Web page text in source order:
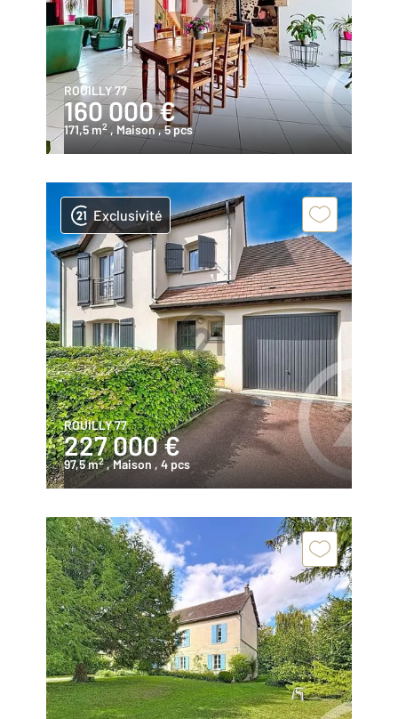
ROUILLY 77
160 000 €
171,5 m2 , Maison, 5 pcs
Exclusivité
ROUILLY 77
227 000 €
97,5 m2 , Maison , 4 pcs